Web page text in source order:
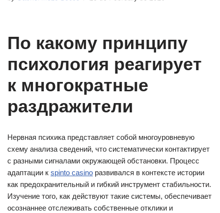
По какому принципу
психология реагирует
к многократные
раздражители
Нервная психика представляет собой многоуровневую
схему анализа сведений, что систематически контактирует
с разными сигналами окружающей обстановки. Процесс
адаптации к spinto casino развивался в контексте истории
как предохранительный и гибкий инструмент стабильности.
Изучение того, как действуют такие системы, обеспечивает
осознаннее отслеживать собственные отклики и